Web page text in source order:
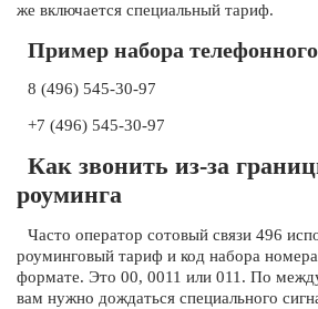
же включается специальный тариф.
Пример набора
8 (496) 545-30-97
+7 (496) 545-30-97
Как звонить из-за
роуминга
Часто оператор сотовый связи 496
роуминговый тариф и код набора
формате. Это 00, 0011 или 011. По
вам нужно дождаться специального